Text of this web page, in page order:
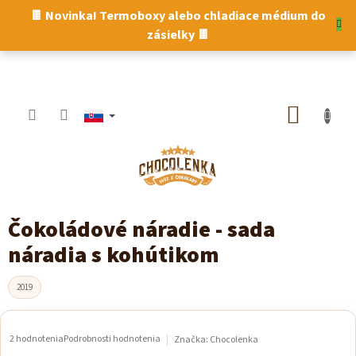
🍫 Novinka! Termoboxy alebo chladiace médium do
zásielky 🍫
Čokoládové náradie - sada
náradia s kohútikom
2019
Priemerné
2 hodnoteniaPodrobnosti hodnotenia Značka: Chocolenka